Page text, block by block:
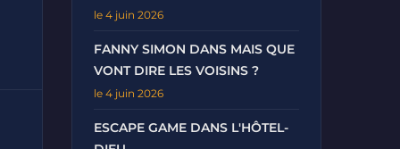
le 4 juin 2026
FANNY SIMON DANS MAIS QUE
VONT DIRE LES VOISINS ?
le 4 juin 2026
ESCAPE GAME DANS L'HÔTEL-